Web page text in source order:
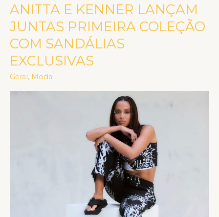
ANITTA E KENNER LANÇAM
JUNTAS PRIMEIRA COLEÇÃO
COM SANDÁLIAS
EXCLUSIVAS
Geral , Moda
ANITTA
E
KENNER
LANÇAM
JUNTAS
PRIMEIRA